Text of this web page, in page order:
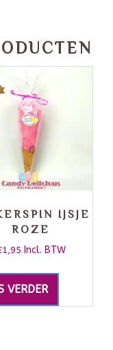
IJSJE
ROZE
1,95 Incl. BTW
VERDER